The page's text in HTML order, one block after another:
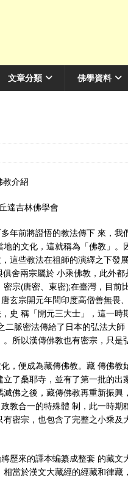
文章分類 佛學資料
教介紹
達吉林佛學會
年前將證悟的教法傳下 來，我
的文化，這就稱為「佛教」。
這些教法在祖師的演繹之下發
舍兩宗屬於 小乘佛教，此外
宗(唐密、東密);在臺灣，目前
玄宗開元年問印度高僧善無畏
史 稱「開元三大士」，這一時
脈密法傳給了日本的弘法大
所以漢傳佛教也有密宗，只是
，便成為藏傳佛教。藏 傳佛教
了桑耶寺，並有了第一批的出
佛之後，藏傳佛教再重新振興
教合一的特殊體 制，此一時期
密宗，也包含了完整之小乘及
歷來的譯本蝙纂成整套 的藏文
當於漢文大藏經的經藏和律藏